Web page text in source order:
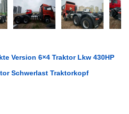
Version 6×4 Traktor Lkw 430HP
Schwerlast Traktorkopf